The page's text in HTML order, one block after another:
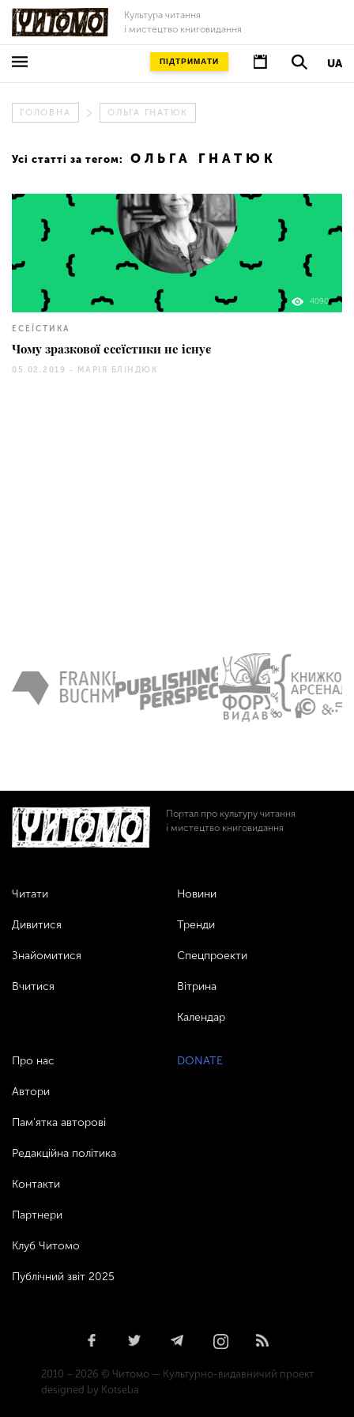
Культура читання
і мистецтво книговидання
UA
ПІДТРИМАТИ
ГОЛОВНА ОЛЬГА ГНАТЮК
Усі статті за тегом: ОЛЬГА ГНАТЮК
4090
ЕСЕЇСТИКА
Чому зразкової есеїстики не існує
05.02.2019 - МАРІЯ БЛІНДЮК
Портал про культуру читання
і мистецтво книговидання
Читати
Дивитися
Знайомитися
Вчитися
Новини
Тренди
Спецпроекти
Вітрина
Календар
Про нас
Автори
Пам’ятка авторові
Редакційна політика
Контакти
Партнери
Клуб Читомо
Публічний звіт 2025
DONATE
2010 – 2026 © Читомо — Культурно-видавничий проект
designed by Kotseba